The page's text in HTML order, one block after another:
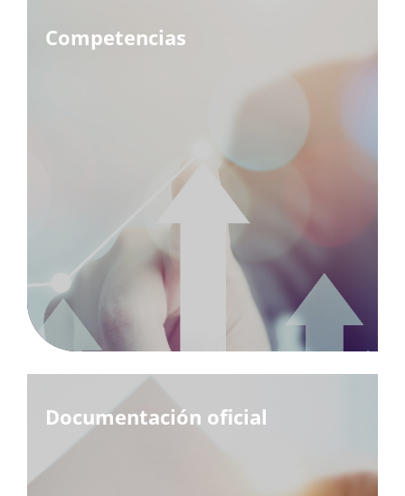
Competencias
Documentación oficial